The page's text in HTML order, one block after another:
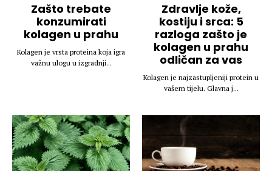
Zašto trebate
konzumirati
kolagen u prahu
Kolagen je vrsta proteina koja igra
važnu ulogu u izgradnji...
Zdravlje kože,
kostiju i srca: 5
razloga zašto je
kolagen u prahu
odličan za vas
Kolagen je najzastupljeniji protein u
vašem tijelu. Glavna j...